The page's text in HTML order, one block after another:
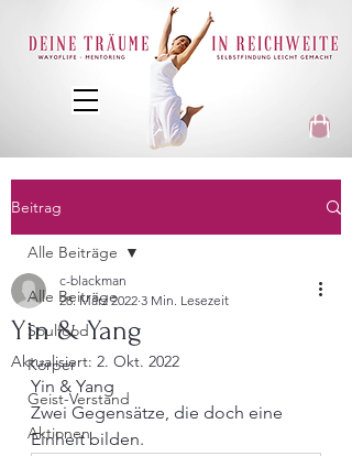
Beitrag
Alle Beiträge
Soulfood
Körper
Geist-Verstand
Aktionen
Alle Beiträge
Yin & Yang
c-blackman
28. März 2022 3 Min. Lesezeit
Aktualisiert: 2. Okt. 2022
Yin & Yang
Zwei Gegensätze, die doch eine
Einheit bilden.